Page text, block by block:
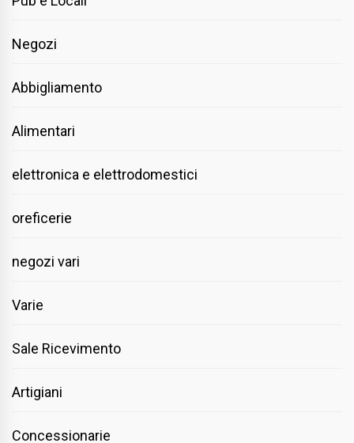
Negozi
Abbigliamento
Alimentari
elettronica e elettrodomestici
oreficerie
negozi vari
Varie
Sale Ricevimento
Artigiani
Concessionarie